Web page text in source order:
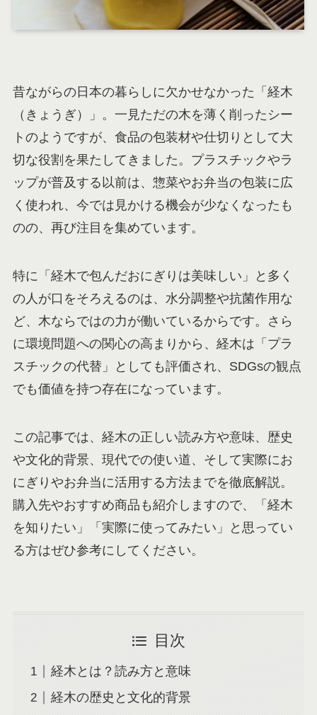
昔ながらの日本の暮らしに欠かせなかった「経木
（きょうぎ）」。一見ただの木を薄く削ったシー
トのようですが、食品の包装材や仕切りとして大
切な役割を果たしてきました。プラスチックやラ
ップが普及する以前は、惣菜やお弁当の包装に広
く使われ、今では見かける機会が少なくなったも
のの、再び注目を集めています。
特に「経木で包んだおにぎりは美味しい」と多く
の人が口をそろえるのは、水分調整や抗菌作用な
ど、木ならではの力が働いているからです。さら
に環境問題への関心の高まりから、経木は「プラ
スチックの代替」としても評価され、SDGsの観点
でも価値を持つ存在になっています。
この記事では、経木の正しい読み方や意味、歴史
や文化的背景、現代での使い道、そして実際にお
にぎりやお弁当に活用する方法までを徹底解説。
購入先やおすすめ商品も紹介しますので、「経木
を知りたい」「実際に使ってみたい」と思ってい
る方はぜひ参考にしてください。
目次
経木とは？読み方と意味
経木の歴史と文化的背景